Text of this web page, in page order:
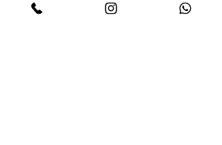
פודארט או מטעם פיקוד העורף יהיה אפשר